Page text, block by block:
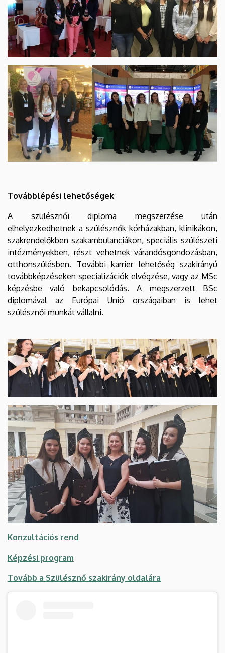
Továbblépési lehetőségek
A szülésznői diploma megszerzése után
elhelyezkedhetnek a szülésznők kórházakban, klinikákon,
szakrendelőkben szakambulanciákon, speciális szülészeti
intézményekben, részt vehetnek várandósgondozásban,
otthonszülésben. További karrier lehetőség szakirányú
továbbképzéseken specializációk elvégzése, vagy az MSc
képzésbe való bekapcsolódás. A megszerzett BSc
diplomával az Európai Unió országaiban is lehet
szülésznői munkát vállalni.
Konzultációs rend
Képzési program
Tovább a Szülésznő szakirány oldalára